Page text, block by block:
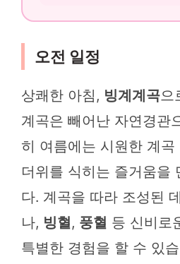
오전 일정
상쾌한 아침, 빙계계곡으
계곡은 빼어난 자연경관
히 여름에는 시원한 계
더위를 식히는 즐거움을
다. 계곡을 따라 조성된
나, 빙혈, 풍혈 등 신비로
특별한 경험을 할 수 있